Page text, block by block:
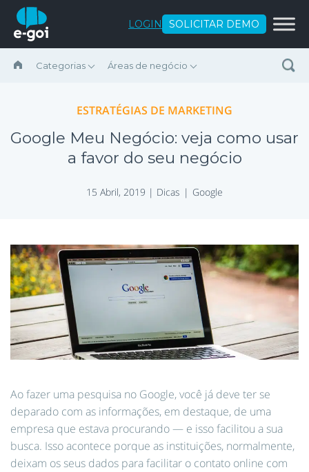
Ir para o conteúdo
LOGIN SOLICITAR DEMO
Categorias Áreas de negócio
ESTRATÉGIAS DE MARKETING
Google Meu Negócio: veja como usar
a favor do seu negócio
15 Abril, 2019 | Dicas Google
Ao fazer uma pesquisa no Google, você já deve ter se
deparado com as informações, em destaque, de uma
empresa que estava procurando — e isso facilitou a sua
busca. Isso acontece porque as instituições, normalmente,
deixam os seus dados para facilitar o contato online com